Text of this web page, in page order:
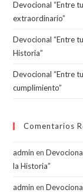
Devocional “Entre
extraordinario”
Devocional “Entre
Historia”
Devocional “Entre
cumplimiento”
Comentarios
admin en
la Historia”
admin en